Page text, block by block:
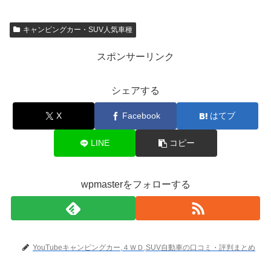
キャンピングカー・SUV人気車種
スポンサーリンク
シェアする
X Facebook はてブ
LINE コピー
wpmasterをフォローする
YouTubeキャンピングカー,４ＷＤ,SUV自動車の口コミ・評判まとめ